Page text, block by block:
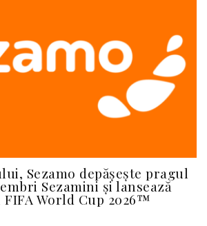
Sezamo depășește pragul
Sezamini și lansează
World Cup 2026™